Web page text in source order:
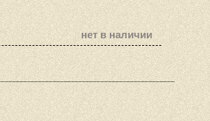
нет в наличии